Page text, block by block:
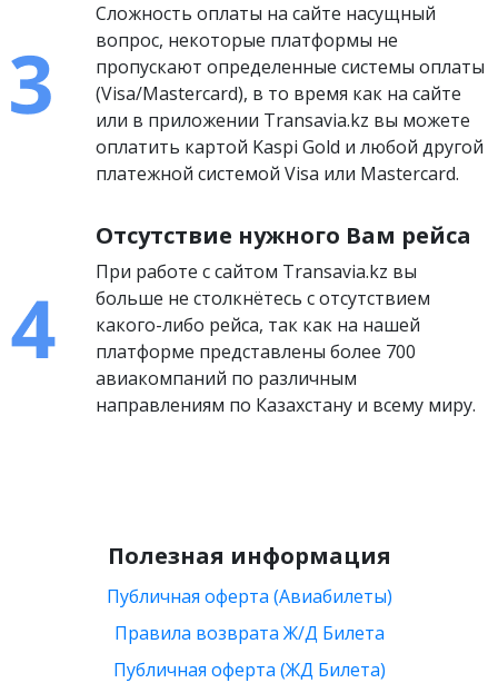
Сложность оплаты на сайте насущный
вопрос, некоторые платформы не
пропускают определенные системы оплаты
(Visa/Mastercard), в то время как на сайте
или в приложении Transavia.kz вы можете
оплатить картой Kaspi Gold и любой другой
платежной системой Visa или Mastercard.
Отсутствие нужного Вам рейса
При работе с сайтом Transavia.kz вы
больше не столкнётесь с отсутствием
какого-либо рейса, так как на нашей
платформе представлены более 700
авиакомпаний по различным
направлениям по Казахстану и всему миру.
Полезная информация
Публичная оферта (Авиабилеты)
Правила возврата Ж/Д Билета
Публичная оферта (ЖД Билета)